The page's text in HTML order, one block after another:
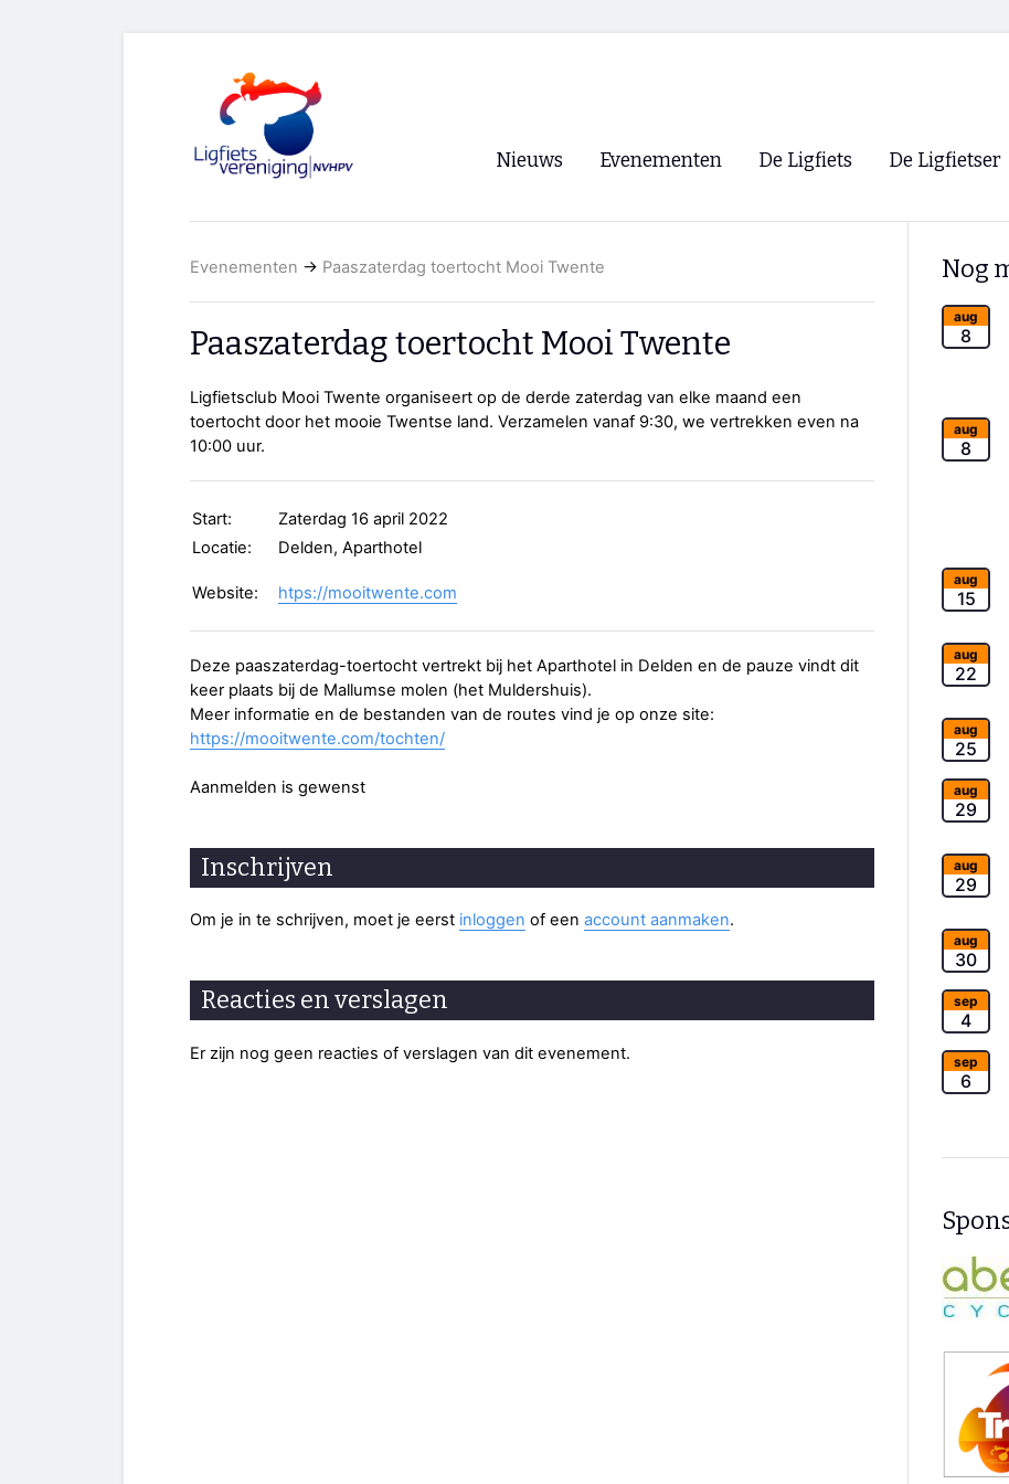
Nieuws
RSS
Evenementen
WK Ligfietsen 2026
CycleVision
De Ligfiets De Ligfietser
Ligfietsvereninging
Lokale
EHPVA &
Forum
Evenementen → Paaszaterdag toertocht Mooi Twente
Paaszaterdag toertocht Mooi Twente
Ligfietsclub Mooi Twente organiseert op de derde zaterdag van elke maand een
toertocht door het mooie Twentse land. Verzamelen vanaf 9:30, we vertrekken even na
10:00 uur.
Start:
Zaterdag 16 april 2022
Locatie:
Delden, Aparthotel
Website: htps://mooitwente.com
Deze paaszaterdag-toertocht vertrekt bij het Aparthotel in Delden en de pauze vindt dit
keer plaats bij de Mallumse molen (het Muldershuis).
Meer informatie en de bestanden van de routes vind je op onze site:
https://mooitwente.com/tochten/
Aanmelden is gewenst
Inschrijven
Om je in te schrijven, moet je eerst inloggen of een account aanmaken.
Reacties en verslagen
Er zijn nog geen reacties of verslagen van dit evenement.
Nog
aug
8
aug
8
aug
15
aug
22
aug
25
aug
29
aug
29
aug
30
sep
4
sep
6